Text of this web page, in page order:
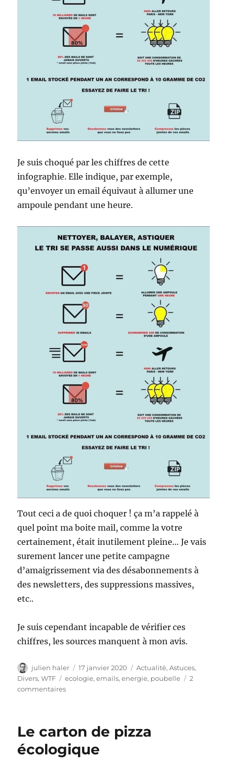
Je suis choqué par les chiffres de cette
infographie. Elle indique, par exemple,
qu’envoyer un email équivaut à allumer une
ampoule pendant une heure.
Tout ceci a de quoi choquer ! ça m’a rappelé à
quel point ma boite mail, comme la votre
certainement, était inutilement pleine… Je vais
surement lancer une petite campagne
d’amaigrissement via des désabonnements à
des newsletters, des suppressions massives,
etc..
Je suis cependant incapable de vérifier ces
chiffres, les sources manquent à mon avis.
Auteur
julien haler
Publié
le
17 janvier 2020 Catégories
Actualité,Astuces,
Divers,WTF Étiquettes
ecologie,emails,energie, poubelle
2
commentairessur
pour
économiser
de
Le carton de pizza
écologique